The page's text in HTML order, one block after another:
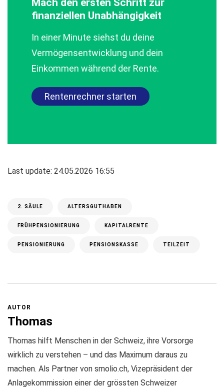
Mach den ersten Schritt zur
finanziellen Unabhängigkeit
In einer Minute siehst du deine
Vermögensentwicklung und dein
Einkommen während der Rente.
Rentenrechner starten
Last update: 24.05.2026 16:55
2. SÄULE ALTERSGUTHABEN
FRÜHPENSIONIERUNG KAPITALRENTE
PENSIONIERUNG PENSIONSKASSE TEILZEIT
AUTOR
Thomas
Thomas hilft Menschen in der Schweiz, ihre Vorsorge
wirklich zu verstehen – und das Maximum daraus zu
machen. Als Partner von smolio.ch, Vizepräsident der
Anlagekommission einer der grössten Schweizer